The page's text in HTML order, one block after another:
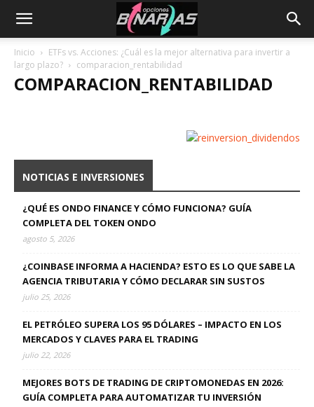
Inicio
ETFs vs. Acciones: ¿Cuál es la mejor alternativa para invertir a
largo plazo?
comparacion_rentabilidad
COMPARACION_RENTABILIDAD
NOTICIAS E INVERSIONES
¿QUÉ ES ONDO FINANCE Y CÓMO FUNCIONA? GUÍA
COMPLETA DEL TOKEN ONDO
agosto 5, 2026
¿COINBASE INFORMA A HACIENDA? ESTO ES LO QUE SABE LA
AGENCIA TRIBUTARIA Y CÓMO DECLARAR SIN SUSTOS
julio 25, 2026
EL PETRÓLEO SUPERA LOS 95 DÓLARES – IMPACTO EN LOS
MERCADOS Y CLAVES PARA EL TRADING
julio 22, 2026
MEJORES BOTS DE TRADING DE CRIPTOMONEDAS EN 2026:
GUÍA COMPLETA PARA AUTOMATIZAR TU INVERSIÓN